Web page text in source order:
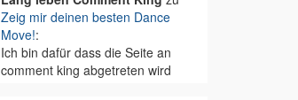
Zeig mir deinen besten Dance
Move!:
Ich bin dafür dass die Seite an
comment king abgetreten wird